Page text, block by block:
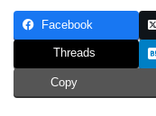
Facebook
Threads
Copy